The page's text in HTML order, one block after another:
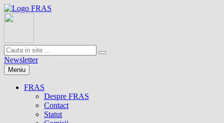
Newsletter
Meniu
FRAS
Despre FRAS
Contact
Statut